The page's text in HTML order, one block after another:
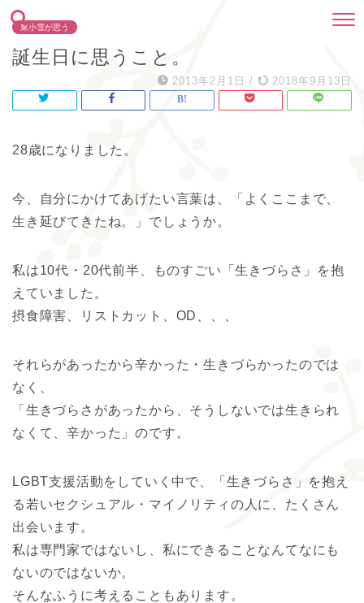
東小雪が思う
誕生日に思うこと。
2013年2月1日 / 2018年9月13日
28歳になりました。
今、自分にかけてあげたい言葉は、「よくここまで、
生き延びてきたね。」でしょうか。
私は10代・20代前半、ものすごい「生きづらさ」を抱
えていました。
摂食障害、リストカット、OD、、、
それらがあったから辛かった・生きづらかったのでは
なく、
「生きづらさがあったから、そうしないでは生きられ
なくて、辛かった」のです。
LGBT支援活動をしていく中で、「生きづらさ」を抱え
る若いセクシュアル・マイノリティの人に、たくさん
出会います。
私は専門家ではないし、私にできることなんてなにも
ないのではないか。
そんなふうに考えることもあります。